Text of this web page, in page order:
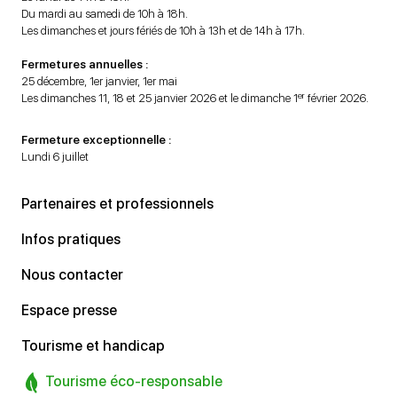
Du mardi au samedi de 10h à 18h.
Les dimanches et jours fériés de 10h à 13h et de 14h à 17h.
Fermetures annuelles :
25 décembre, 1er janvier, 1er mai
Les dimanches 11, 18 et 25 janvier 2026 et le dimanche 1er février 2026.
Fermeture exceptionnelle :
Lundi 6 juillet
Partenaires et professionnels
Infos pratiques
Nous contacter
Espace presse
Tourisme et handicap
Tourisme éco-responsable